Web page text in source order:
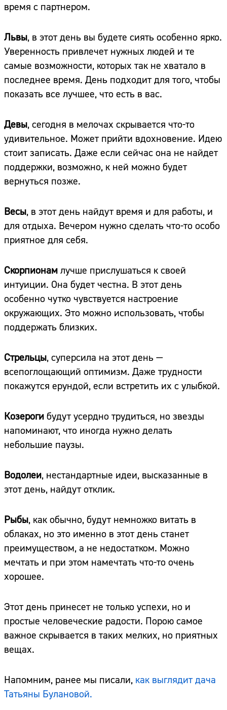
время с партнером.
Львы, в этот день вы будете сиять особенно ярко.
Уверенность привлечет нужных людей и те
самые возможности, которых так не хватало в
последнее время. День подходит для того, чтобы
показать все лучшее, что есть в вас.
Девы, сегодня в мелочах скрывается что-то
удивительное. Может прийти вдохновение. Идею
стоит записать. Даже если сейчас она не найдет
поддержки, возможно, к ней можно будет
вернуться позже.
Весы, в этот день найдут время и для работы, и
для отдыха. Вечером нужно сделать что-то особо
приятное для себя.
Скорпионам лучше прислушаться к своей
интуиции. Она будет честна. В этот день
особенно чутко чувствуется настроение
окружающих. Это можно использовать, чтобы
поддержать близких.
Стрельцы, суперсила на этот день —
всепоглощающий оптимизм. Даже трудности
покажутся ерундой, если встретить их с улыбкой.
Козероги будут усердно трудиться, но звезды
напоминают, что иногда нужно делать
небольшие паузы.
Водолеи, нестандартные идеи, высказанные в
этот день, найдут отклик.
Рыбы, как обычно, будут немножко витать в
облаках, но это именно в этот день станет
преимуществом, а не недостатком. Можно
мечтать и при этом намечтать что-то очень
хорошее.
Этот день принесет не только успехи, но и
простые человеческие радости. Порою самое
важное скрывается в таких мелких, но приятных
вещах.
Напомним, ранее мы писали, как выглядит дача
Татьяны Булановой.